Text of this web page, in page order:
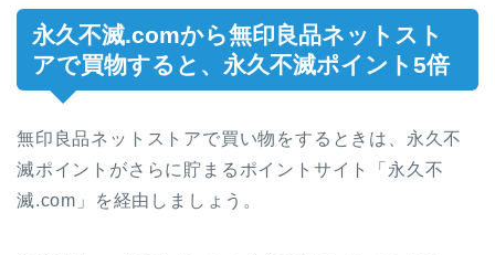
永久不滅.comから無印良品ネットスト
アで買物すると、永久不滅ポイント5倍
無印良品ネットストアで買い物をするときは、永久不
滅ポイントがさらに貯まるポイントサイト「永久不
滅.com」を経由しましょう。